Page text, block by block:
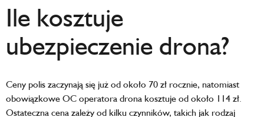
Ile kosztuje
ubezpieczenie drona?
Ceny polis zaczynają się już od około 70 zł rocznie, natomiast
obowiązkowe OC operatora drona kosztuje od około 114 zł.
Ostateczna cena zależy od kilku czynników, takich jak rodzaj